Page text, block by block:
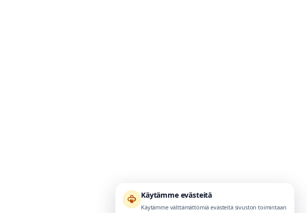
Käytämme evästeitä
Käytämme välttämättömiä evästeitä sivuston toimintaan